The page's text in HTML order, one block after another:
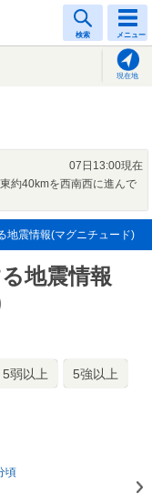
検索 メニュー
現在地
07日13:00現在
約40kmを西南西に進んで
地震情報(マグニチュード)
地震情報
5弱以上 5強以上
頃